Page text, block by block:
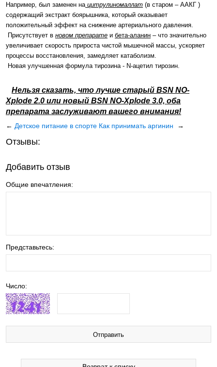
Например, был заменен на цитрулиномаллат (в старом – ААКГ )
содержащий экстракт боярышника, который оказывает
положительный эффект на снижение артериального давления.
Присутствует в новом препарате и бета-аланин – что значительно
увеличивает скорость прироста чистой мышечной массы, ускоряет
процессы восстановления, замедляет катаболизм.
Новая улучшенная формула тирозина - N-ацетил тирозин.
Нельзя сказать, что лучше старый BSN NO-
Xplode 2.0 или новый BSN NO-Xplode 3.0, оба
препарата заслуживают вашего внимания!
← Детское питание в спорте Как принимать аргинин →
Отзывы:
Добавить отзыв
Общие впечатления:
Представьтесь:
Число: